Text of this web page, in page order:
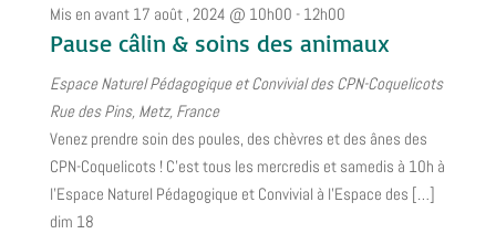
Mis en avant 17 août , 2024 @ 10h00 - 12h00
Pause câlin & soins des animaux
Espace Naturel Pédagogique et Convivial des CPN-Coquelicots
Rue des Pins, Metz, France
Venez prendre soin des poules, des chèvres et des ânes des
CPN-Coquelicots ! C’est tous les mercredis et samedis à 10h à
l’Espace Naturel Pédagogique et Convivial à l’Espace des […]
dim 18